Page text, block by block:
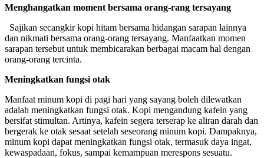
Menghangatkan moment bersama orang-rang tersayang
Sajikan secangkir kopi hitam bersama hidangan sarapan lainnya
dan nikmati bersama orang-orang tersayang. Manfaatkan momen
sarapan tersebut untuk membicarakan berbagai macam hal dengan
orang-orang tercinta.
Meningkatkan fungsi otak
Manfaat minum kopi di pagi hari yang sayang boleh dilewatkan
adalah meningkatkan fungsi otak. Kopi mengandung kafein yang
bersifat stimultan. Artinya, kafein segera terserap ke aliran darah dan
bergerak ke otak sesaat setelah seseorang minum kopi. Dampaknya,
minum kopi dapat meningkatkan fungsi otak, termasuk daya ingat,
kewaspadaan, fokus, sampai kemampuan merespons sesuatu.